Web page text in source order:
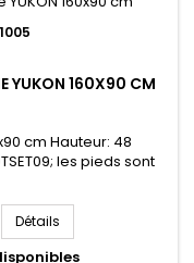
YUKON 160X90 CM
cm Hauteur: 48
les pieds sont
Options: appui-tête,
système
au choix (noir ou
nous contacter pour
Détails